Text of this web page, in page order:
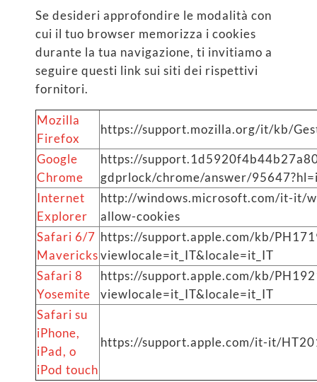
Se desideri approfondire le modalità con
cui il tuo browser memorizza i cookies
durante la tua navigazione, ti invitiamo a
seguire questi link sui siti dei rispettivi
fornitori.
Mozilla
Firefox
https://support.mozilla.org/it/kb/
Google
Chrome
https://
gdprlock/chrome/answer/
Internet
Explorer
http://windows.microsoft.com/it-it/
allow-cookies
Safari 6/7
Mavericks
https://support.apple.com/kb/
viewlocale=it_IT&locale=it_IT
Safari 8
Yosemite
https://support.apple.com/kb/
viewlocale=it_IT&locale=it_IT
Safari su
iPhone,
iPad, o
iPod touch
https://support.apple.com/it-it/